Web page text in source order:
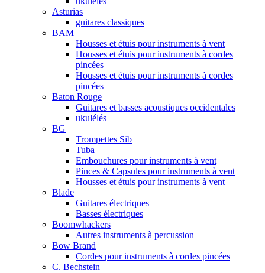
Asturias
guitares classiques
BAM
Housses et étuis pour instruments à vent
Housses et étuis pour instruments à cordes
pincées
Housses et étuis pour instruments à cordes
pincées
Baton Rouge
Guitares et basses acoustiques occidentales
ukulélés
BG
Trompettes Sib
Tuba
Embouchures pour instruments à vent
Pinces & Capsules pour instruments à vent
Housses et étuis pour instruments à vent
Blade
Guitares électriques
Basses électriques
Boomwhackers
Autres instruments à percussion
Bow Brand
Cordes pour instruments à cordes pincées
C. Bechstein